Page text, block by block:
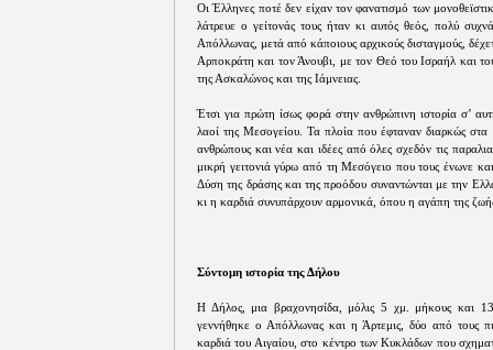
Οι Έλληνες ποτέ δεν είχαν τον φανατισμό των
λάτρευε ο γείτονάς τους ήταν κι αυτός θεός, πολύ
Απόλλωνας, μετά από κάποιους αρχικούς δισταγμούς,
Αρποκράτη και τον Άνουβι, με τον Θεό του Ισραήλ και
της Ασκαλώνος και της Ιάμνειας.
Έτσι για πρώτη ίσως φορά στην ανθρώπινη ιστορία σ’
λαοί της Μεσογείου. Τα πλοία που έφταναν διαρκώς
ανθρώπους και νέα και ιδέες από όλες σχεδόν τις
μικρή γειτονιά γύρω από τη Μεσόγειο που τους ένωνε
Δύση της δράσης και της προόδου συναντώνται με την
κι η καρδιά συνυπάρχουν αρμονικά, όπου η αγάπη της
Σύντομη ιστορία της Δήλου
Η Δήλος, μια βραχονησίδα, μόλις 5 χμ. μήκους και
γεννήθηκε ο Απόλλωνας και η Άρτεμις, δύο από τους
καρδιά του Αιγαίου, στο κέντρο των Κυκλάδων που